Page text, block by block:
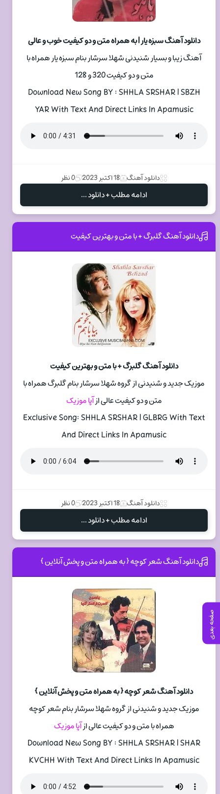
دانلود آهنگ سبزه یار | به همراه متن و دو کیفیت خوب و عالی
آهنگ زیبا و بسیار شنیدنی شهلا سرشار بنام سبزه یار همراه با
متن و دو کیفیت 320 و 128
Download New Song BY : SHHLA SRSHAR | SBZH
YAR With Text And Direct Links In Apamusic
دانلود آهنگ 18 اکتبر 2023 0 نظر
ادامه مطلب + دانلود ...
دانلود آهنگ گلبرگ + با متن و بهترین کیفیت
دانلود آهنگ گلبرگ + با متن و بهترین کیفیت
موزیک جدید و شنیدنی از گروه شهلا سرشار بنام گلبرگ همراه با
متن و دو کیفیت عالی ازآپا موزیک
Exclusive Song: SHHLA SRSHAR | GLBRG With Text
And Direct Links In Apamusic
دانلود آهنگ 18 اکتبر 2023 0 نظر
ادامه مطلب + دانلود ...
دانلود آهنگ شعر کوچه { به همراه متن و پخش آنلاین }
دانلود آهنگ شعر کوچه { به همراه متن و پخش آنلاین }
موزیک جدید و شنیدنی از گروه شهلا سرشار بنام شعر کوچه
همراه با متن و دو کیفیت عالی ازآپا موزیک
Download New Song BY : SHHLA SRSHAR | SHAR
KVCHH With Text And Direct Links In Apamusic
صفحه بعدی